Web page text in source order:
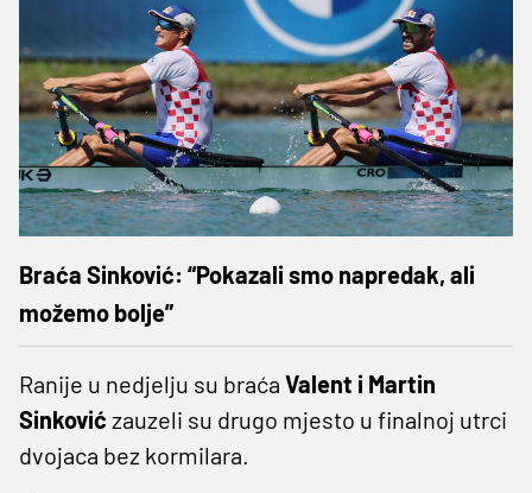
Braća Sinković: “Pokazali smo napredak, ali
možemo bolje”
Ranije u nedjelju su braća Valent i Martin
Sinković zauzeli su drugo mjesto u finalnoj utrci
dvojaca bez kormilara.